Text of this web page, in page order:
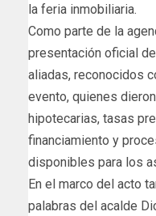
la feria inmobiliaria.
Como parte de la
presentación oficial
aliadas, reconocidos
evento, quienes
hipotecarias, tasas
financiamiento y
disponibles para los
En el marco del acto
palabras del acalde